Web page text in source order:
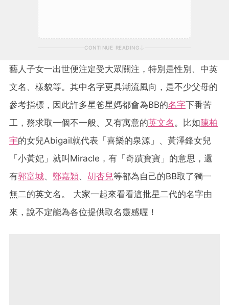
CONTINUE READING
藝人子女一出世便注定受大眾關注，特別是性別、中英
文名、樣貌等。其中名字更具潮流風向，是不少父母的
參考指標，因此許多星爸星媽都會為BB的名字下番苦
工，務求取一個不一般、又有寓意的英文名 。比如陳柏
宇的女兒Abigail就代表「喜樂的泉源」、黃澤鋒女兒
「小黃妃」就叫Miracle，有「奇蹟寶寶」的意思，還
有郭富城、 鄭嘉穎、 胡杏兒等都為自己的BB取了獨一
無二的英文名。 大家一起來看看這批星二代的名字由
來，說不定能為各位提供取名靈感喔！